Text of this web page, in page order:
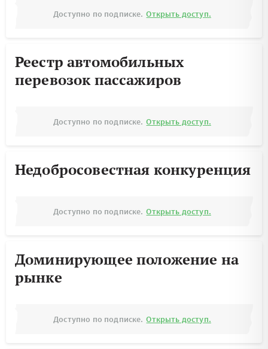
Доступно по подписке. Открыть доступ.
Реестр автомобильных
перевозок пассажиров
Доступно по подписке. Открыть доступ.
Недобросовестная конкуренция
Доступно по подписке. Открыть доступ.
Доминирующее положение на
рынке
Доступно по подписке. Открыть доступ.